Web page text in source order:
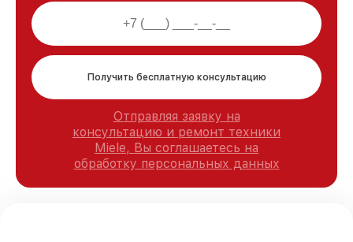
Получить бесплатную консультацию
Отправляя заявку на
консультацию и ремонт техники
Miele, Вы соглашаетесь на
обработку персональных данных